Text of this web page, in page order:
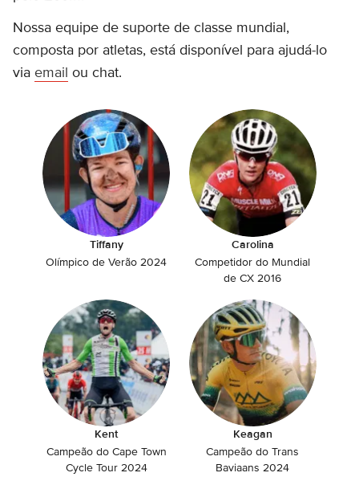
Nossa equipe de suporte de classe mundial,
composta por atletas, está disponível para ajudá-lo
via email ou chat.
Tiffany
Olímpico de Verão 2024
Carolina
Competidor do Mundial
de CX 2016
Kent
Campeão do Cape Town
Cycle Tour 2024
Keagan
Campeão do Trans
Baviaans 2024